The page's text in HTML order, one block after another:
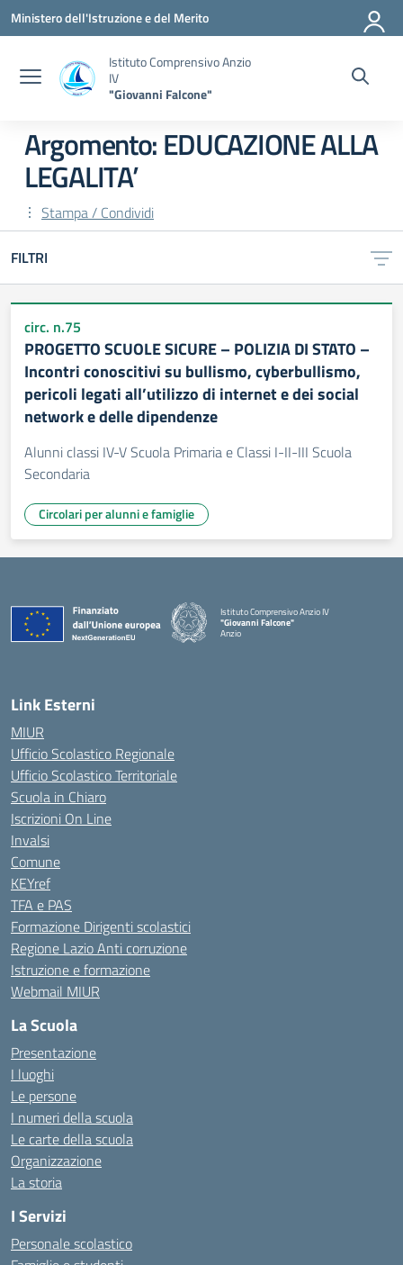
Vai ai contenuti
Vai al menu di navigazione
Vai al footer
Ministero dell'Istruzione e del Merito
Istituto Comprensivo Anzio
IV
"Giovanni Falcone"
Argomento: EDUCAZIONE ALLA
LEGALITA’
Stampa / Condividi
FILTRI
circ. n.75
PROGETTO SCUOLE SICURE – POLIZIA DI STATO –
Incontri conoscitivi su bullismo, cyberbullismo,
pericoli legati all’utilizzo di internet e dei social
network e delle dipendenze
Alunni classi IV-V Scuola Primaria e Classi I-II-III Scuola
Secondaria
Circolari per alunni e famiglie
Istituto Comprensivo Anzio IV
"Giovanni Falcone"
Anzio
Link Esterni
MIUR
Ufficio Scolastico Regionale
Ufficio Scolastico Territoriale
Scuola in Chiaro
Iscrizioni On Line
Invalsi
Comune
KEYref
TFA e PAS
Formazione Dirigenti scolastici
Regione Lazio Anti corruzione
Istruzione e formazione
Webmail MIUR
La Scuola
Presentazione
I luoghi
Le persone
I numeri della scuola
Le carte della scuola
Organizzazione
La storia
I Servizi
Personale scolastico